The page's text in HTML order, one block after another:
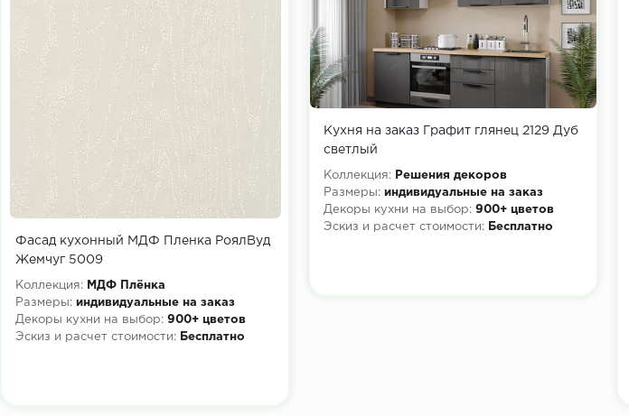
Фасад кухонный МДФ Пленка РоялВуд
Жемчуг 5009
Коллекция:
МДФ Плёнка
Размеры: индивидуальные на заказ
Декоры кухни на выбор: 900+ цветов
Эскиз и расчет стоимости:
Бесплатно
Кухня на заказ Графит глянец 2129 Дуб
светлый
Коллекция:
Решения декоров
Размеры: индивидуальные на заказ
Декоры кухни на выбор: 900+ цветов
Эскиз и расчет стоимости:
Бесплатно